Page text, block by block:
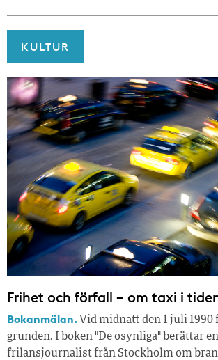
KULTUR
Frihet och förfall – om taxi i
Bokanmälan. Vid midnatt den 1 juli 1990
grunden. I boken "De osynliga" berättar
frilansjournalist från Stockholm om